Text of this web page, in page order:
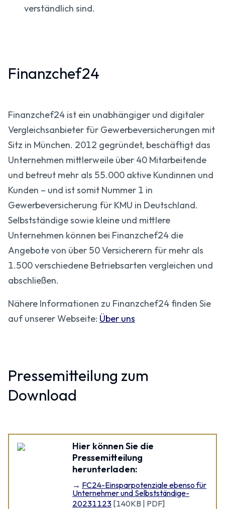
verständlich sind.
Finanzchef24
Finanzchef24 ist ein unabhängiger und digitaler
Vergleichsanbieter für Gewerbeversicherungen mit
Sitz in München. 2012 gegründet, beschäftigt das
Unternehmen mittlerweile über 40 Mitarbeitende
und betreut mehr als 55.000 aktive Kundinnen und
Kunden – und ist somit Nummer 1 in
Gewerbeversicherung für KMU in Deutschland.
Selbstständige sowie kleine und mittlere
Unternehmen können bei Finanzchef24 die
Angebote von über 50 Versicherern für mehr als
1.500 verschiedene Betriebsarten vergleichen und
abschließen.
Nähere Informationen zu Finanzchef24 finden Sie
auf unserer Webseite: Über uns
Pressemitteilung zum
Download
Hier können Sie die
Pressemitteilung
herunterladen:
FC24-Einsparpotenziale ebenso für
Unternehmer und Selbstständige-
20231123 [140KB | PDF]